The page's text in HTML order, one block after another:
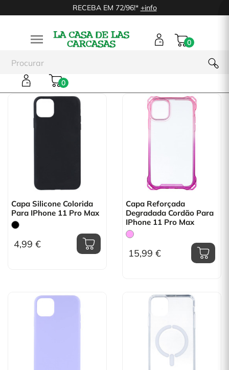
RECEBA EM 72/96!* +info
 0
0iPhone 11 Pro Max
Capa Silicone Colorida
Para IPhone 11 Pro Max
4,99 €
Capa Reforçada
Degradada Cordão Para
IPhone 11 Pro Max
15,99 €